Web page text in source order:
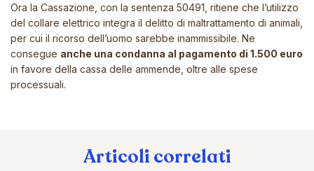
Ora la Cassazione, con la sentenza 50491, ritiene che l’utilizzo
del collare elettrico integra il delitto di maltrattamento di animali,
per cui il ricorso dell’uomo sarebbe inammissibile. Ne
consegue anche una condanna al pagamento di 1.500 euro
in favore della cassa delle ammende, oltre alle spese
processuali.
Articoli correlati